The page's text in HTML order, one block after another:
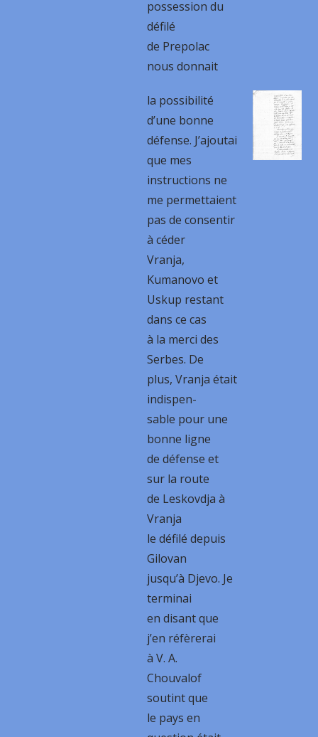
possession du
défilé
de Prepolac
nous donnait
la possibilité
d’une bonne
défense. J’ajoutai
que mes
instructions ne
me permettaient
pas de consentir
à céder
Vranja,
Kumanovo et
Uskup restant
dans ce cas
à la merci des
Serbes. De
plus, Vranja était
indispen-
sable pour une
bonne ligne
de défense et
sur la route
de Leskovdja à
Vranja
le défilé depuis
Gilovan
jusqu’à Djevo. Je
terminai
en disant que
j’en réfèrerai
à V. A.
Chouvalof
soutint que
le pays en